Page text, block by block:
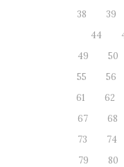
38
39
44
49
50
55
56
61
62
67
68
73
74
79
80